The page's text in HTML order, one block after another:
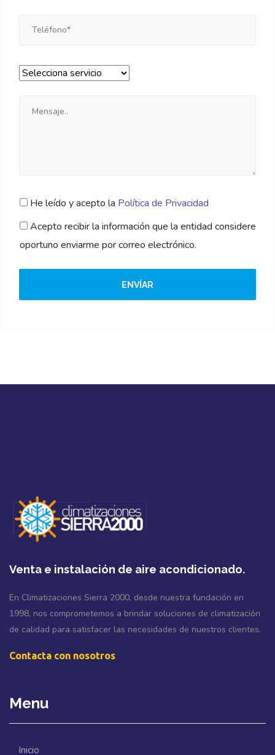
He leído y acepto la Política de Privacidad
Acepto recibir la información que la entidad considere
oportuno enviarme por correo electrónico.
Venta e instalación de aire acondicionado.
En Climatizaciones Sierra 2000, desde nuestra fundación en
1998, nos comprometemos a brindar soluciones de climatización
de calidad para satisfacer las necesidades de nuestros clientes.
Contacta con nosotros
Menu
Inicio